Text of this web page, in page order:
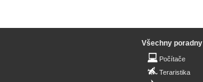
Všechny poradny
Počítače
Teraristika